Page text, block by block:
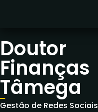
Doutor
Finanças
Tâmega
Gestão de Redes Sociais